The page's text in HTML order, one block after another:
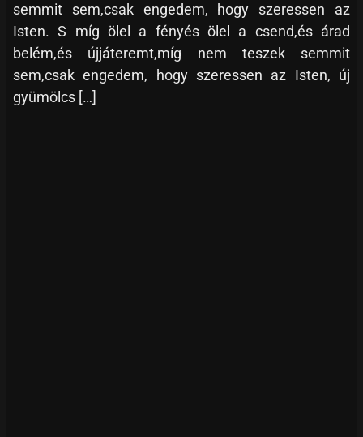
semmit sem,csak engedem, hogy szeressen az
Isten. S míg ölel a fényés ölel a csend,és árad
belém,és újjáteremt,míg nem teszek semmit
sem,csak engedem, hogy szeressen az Isten, új
gyümölcs […]